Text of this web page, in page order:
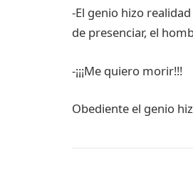
-El genio hizo
de presenciar, el
-¡¡¡Me quiero morir!!!
Obediente el genio